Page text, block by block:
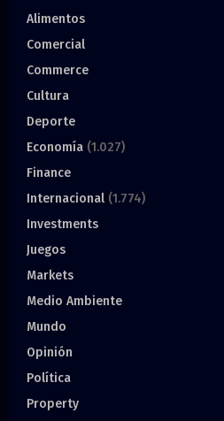
Alimentos
Comercial
Commerce
Cultura
Deporte
Economía (1.027)
Finance
Internacional (1.774)
Investments
Juegos
Markets
Medio Ambiente
Mundo
Opinión
Política
Property